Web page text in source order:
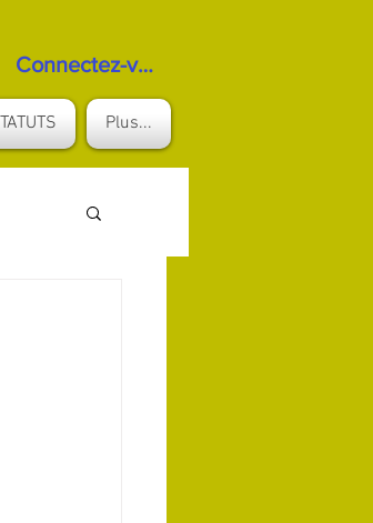
Connectez-vous
Plus...